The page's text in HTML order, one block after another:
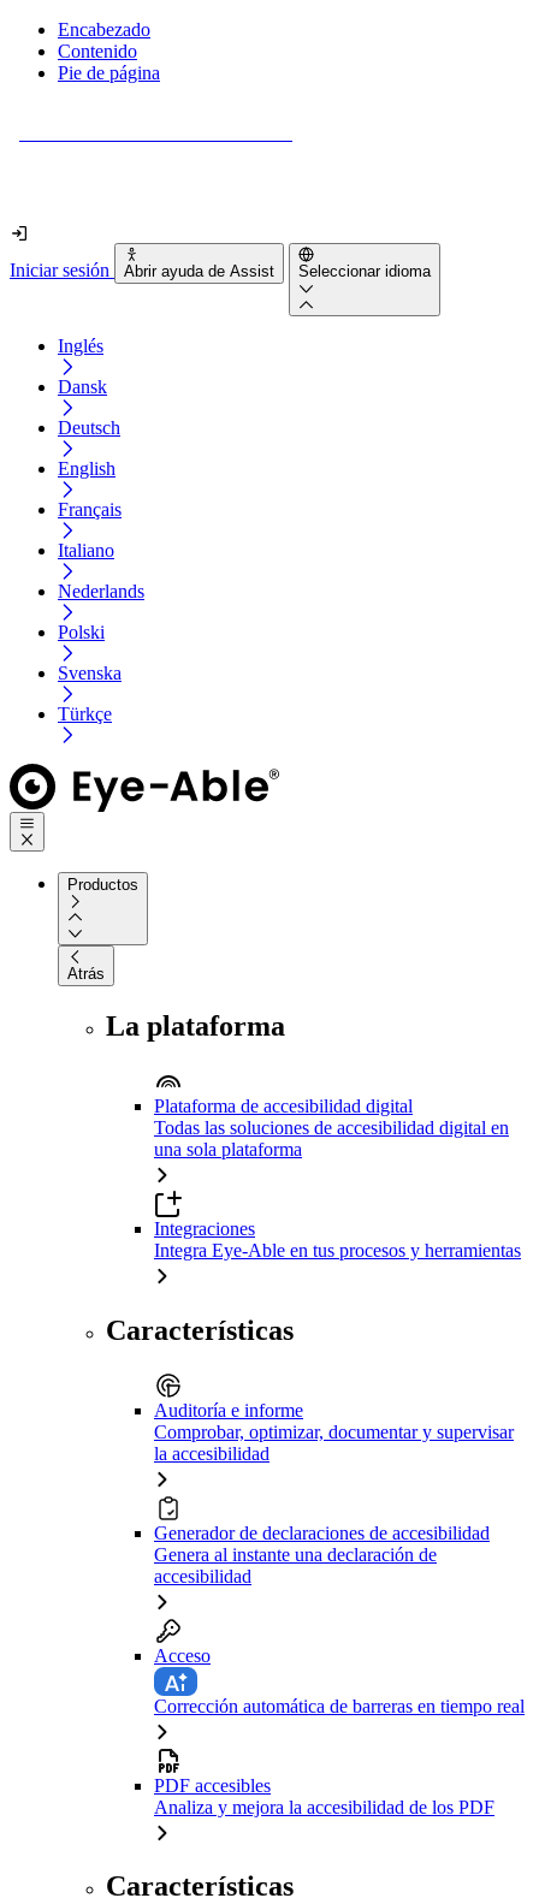
Encabezado
Contenido
Pie de página
Iniciar sesión Abrir ayuda de Assist Seleccionar idioma
Inglés
Dansk
Deutsch
English
Français
Italiano
Nederlands
Polski
Svenska
Türkçe
Productos
Atrás
La plataforma
Plataforma de accesibilidad digital
Todas las soluciones de accesibilidad digital en
una sola plataforma
Integraciones
Integra Eye-Able en tus procesos y herramientas
Características
Auditoría e informe
Comprobar, optimizar, documentar y supervisar
la accesibilidad
Generador de declaraciones de accesibilidad
Genera al instante una declaración de
accesibilidad
Acceso
Corrección automática de barreras en tiempo real
PDF accesibles
Analiza y mejora la accesibilidad de los PDF
Características